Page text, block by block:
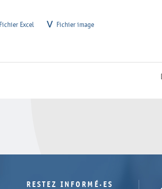
Fichier Excel Fichier image
RESTEZ INFORMÉ·ES